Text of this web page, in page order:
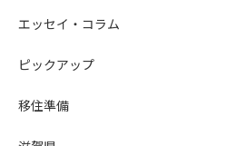
エッセイ・コラム
ピックアップ
移住準備